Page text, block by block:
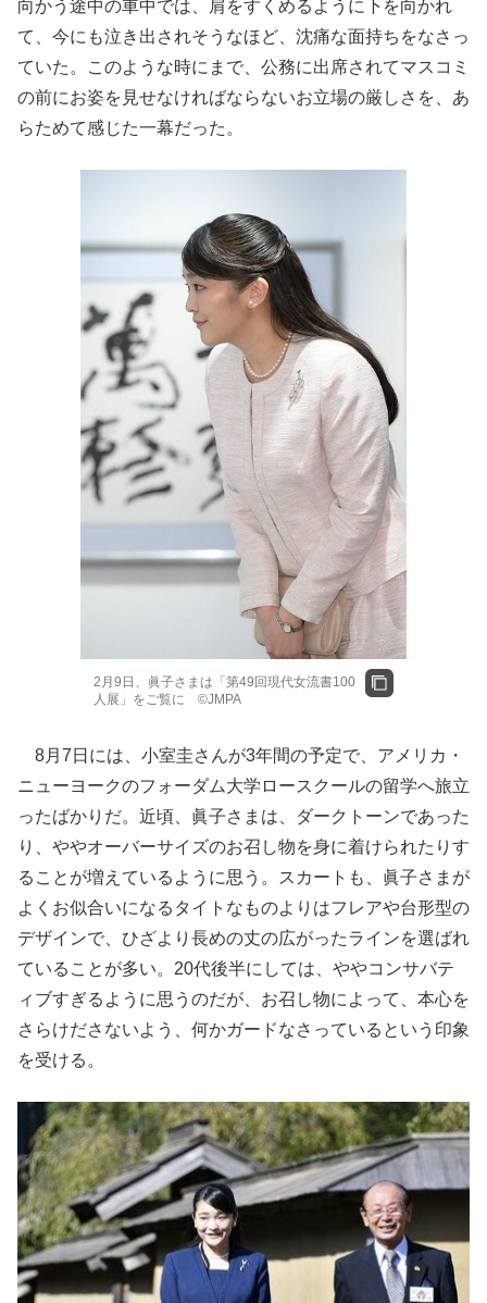
向かう途中の車中では、肩をすくめるように下を向かれ
て、今にも泣き出されそうなほど、沈痛な面持ちをなさっ
ていた。このような時にまで、公務に出席されてマスコミ
の前にお姿を見せなければならないお立場の厳しさを、あ
らためて感じた一幕だった。
2月9日、眞子さまは「第49回現代女流書100
人展」をご覧に ©JMPA
8月7日には、小室圭さんが3年間の予定で、アメリカ・
ニューヨークのフォーダム大学ロースクールの留学へ旅立
ったばかりだ。近頃、眞子さまは、ダークトーンであった
り、ややオーバーサイズのお召し物を身に着けられたりす
ることが増えているように思う。スカートも、眞子さまが
よくお似合いになるタイトなものよりはフレアや台形型の
デザインで、ひざより長めの丈の広がったラインを選ばれ
ていることが多い。20代後半にしては、ややコンサバテ
ィブすぎるように思うのだが、お召し物によって、本心を
さらけださないよう、何かガードなさっているという印象
を受ける。